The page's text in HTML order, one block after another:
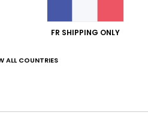
FR SHIPPING ONLY
ALL COUNTRIES